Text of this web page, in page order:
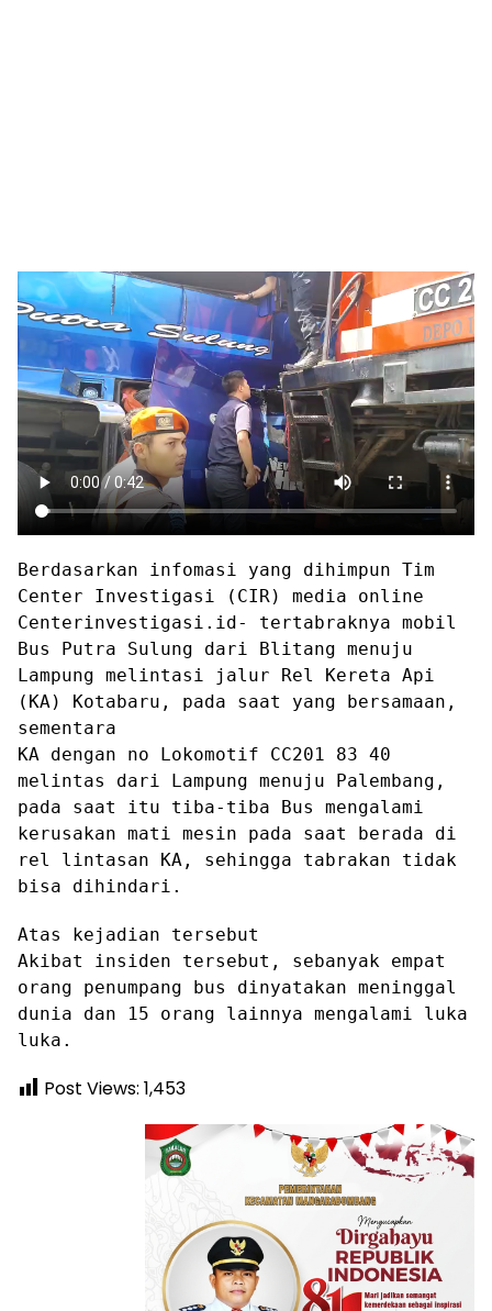
Berdasarkan infomasi yang dihimpun Tim
Center Investigasi (CIR) media online
Centerinvestigasi.id- tertabraknya mobil
Bus Putra Sulung dari Blitang menuju
Lampung melintasi jalur Rel Kereta Api
(KA) Kotabaru, pada saat yang bersamaan,
sementara
KA dengan no Lokomotif CC201 83 40
melintas dari Lampung menuju Palembang,
pada saat itu tiba-tiba Bus mengalami
kerusakan mati mesin pada saat berada di
rel lintasan KA, sehingga tabrakan tidak
bisa dihindari.
Atas kejadian tersebut
Akibat insiden tersebut, sebanyak empat
orang penumpang bus dinyatakan meninggal
dunia dan 15 orang lainnya mengalami luka
luka.
Post Views: 1,453